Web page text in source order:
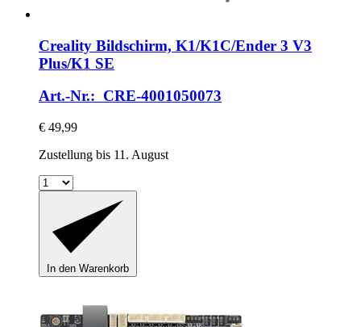
Creality Bildschirm, K1/K1C/Ender 3 V3
Plus/K1 SE
Art.-Nr.: CRE-4001050073
€ 49,99
Zustellung bis 11. August
In den Warenkorb